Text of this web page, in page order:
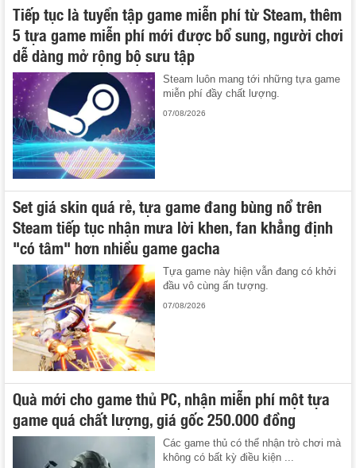
Tiếp tục là tuyển tập game miễn phí từ Steam, thêm
5 tựa game miễn phí mới được bổ sung, người chơi
dễ dàng mở rộng bộ sưu tập
Steam luôn mang tới những tựa game
miễn phí đầy chất lượng.
07/08/2026
Set giá skin quá rẻ, tựa game đang bùng nổ trên
Steam tiếp tục nhận mưa lời khen, fan khẳng định
"có tâm" hơn nhiều game gacha
Tựa game này hiện vẫn đang có khởi
đầu vô cùng ấn tượng.
07/08/2026
Quà mới cho game thủ PC, nhận miễn phí một tựa
game quá chất lượng, giá gốc 250.000 đồng
Các game thủ có thể nhận trò chơi mà
không có bất kỳ điều kiện ...